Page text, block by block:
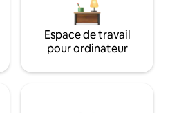
Espace de travail
pour ordinateur